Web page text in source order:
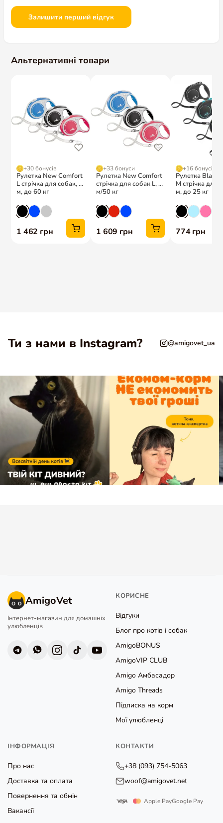
Залишити перший відгук
Альтернативні товари
Ти з нами в Instagram? @amigovet_ua
AmigoVet
Інтернет-магазин для домашніх
улюбленців
КОРИСНЕ
Відгуки
Блог про котів і собак
AmigoBONUS
AmigoVIP CLUB
Amigo Амбасадор
Amigo Threads
Підписка на корм
Мої улюбленці
ІНФОРМАЦІЯ
Про нас
Доставка та оплата
Повернення та обмін
Вакансії
КОНТАКТИ
+38 (093) 754-5063
woof@amigovet.net
Apple PayGoogle Pay